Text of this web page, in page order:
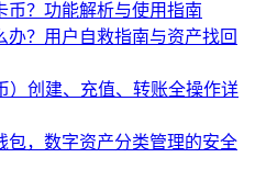
币？功能解析与使用指南
办？用户自救指南与资产找回
）创建、充值、转账全操作详
包，数字资产分类管理的安全